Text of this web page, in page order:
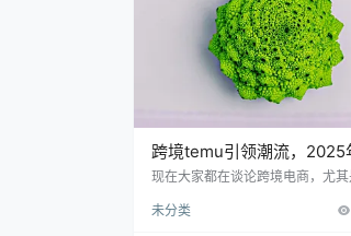
跨境temu引领潮流，2025
备好迎接电商新时代了吗？
现在大家都在谈论跨境电商，尤其
像个新鲜的商场，里面有来自世
未分类